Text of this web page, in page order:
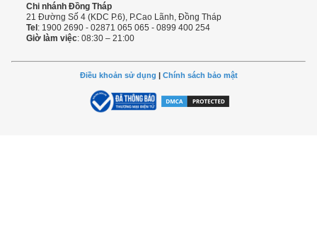
Chi nhánh Đồng Tháp
21 Đường Số 4 (KDC P.6), P.Cao Lãnh, Đồng Tháp
Tel: 1900 2690 - 02871 065 065 - 0899 400 254
Giờ làm việc: 08:30 – 21:00
Điều khoản sử dụng | Chính sách bảo mật